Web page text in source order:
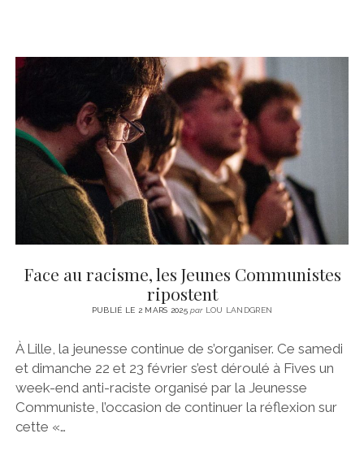
Face au racisme, les Jeunes Communistes
ripostent
PUBLIÉ LE 2 MARS 2025parLOU LANDGREN
À Lille, la jeunesse continue de s’organiser. Ce samedi
et dimanche 22 et 23 février s’est déroulé à Fives un
week-end anti-raciste organisé par la Jeunesse
Communiste, l’occasion de continuer la réflexion sur
cette «…